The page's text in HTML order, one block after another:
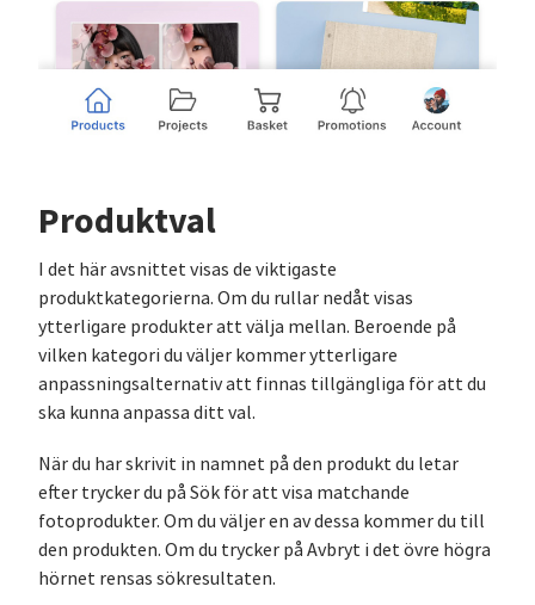
Produktval
I det här avsnittet visas de viktigaste
produktkategorierna. Om du rullar nedåt visas
ytterligare produkter att välja mellan. Beroende på
vilken kategori du väljer kommer ytterligare
anpassningsalternativ att finnas tillgängliga för att du
ska kunna anpassa ditt val.
När du har skrivit in namnet på den produkt du letar
efter trycker du på Sök för att visa matchande
fotoprodukter. Om du väljer en av dessa kommer du till
den produkten. Om du trycker på Avbryt i det övre högra
hörnet rensas sökresultaten.